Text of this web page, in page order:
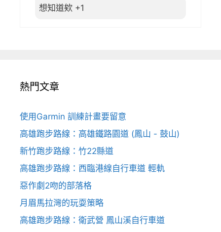
想知道欸 +1
熱門文章
使用Garmin 訓練計畫要留意
高雄跑步路線：高雄鐵路園道 (鳳山 - 鼓山)
新竹跑步路線：竹22縣道
高雄跑步路線：西臨港線自行車道 輕軌
惡作劇2吻的部落格
月眉馬拉灣的玩耍策略
高雄跑步路線：衛武營 鳳山溪自行車道